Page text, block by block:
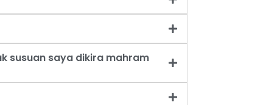
susuan saya dikira mahram